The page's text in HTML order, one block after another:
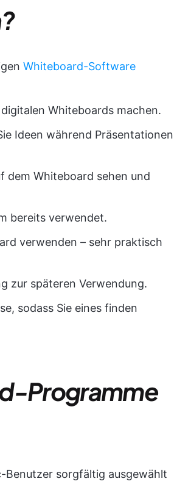
Whiteboard-Software
Whiteboards machen.
Ideen während Präsentationen
dem Whiteboard sehen und
bereits verwendet.
verwenden – sehr praktisch
zur späteren Verwendung.
sodass Sie eines finden
Programme
Benutzer sorgfältig ausgewählt